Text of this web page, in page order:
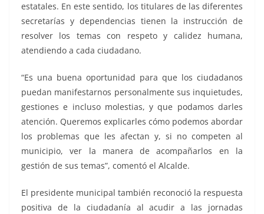
estatales. En este sentido, los titulares de las diferentes
secretarías y dependencias tienen la instrucción de
resolver los temas con respeto y calidez humana,
atendiendo a cada ciudadano.
“Es una buena oportunidad para que los ciudadanos
puedan manifestarnos personalmente sus inquietudes,
gestiones e incluso molestias, y que podamos darles
atención. Queremos explicarles cómo podemos abordar
los problemas que les afectan y, si no competen al
municipio, ver la manera de acompañarlos en la
gestión de sus temas”, comentó el Alcalde.
El presidente municipal también reconoció la respuesta
positiva de la ciudadanía al acudir a las jornadas